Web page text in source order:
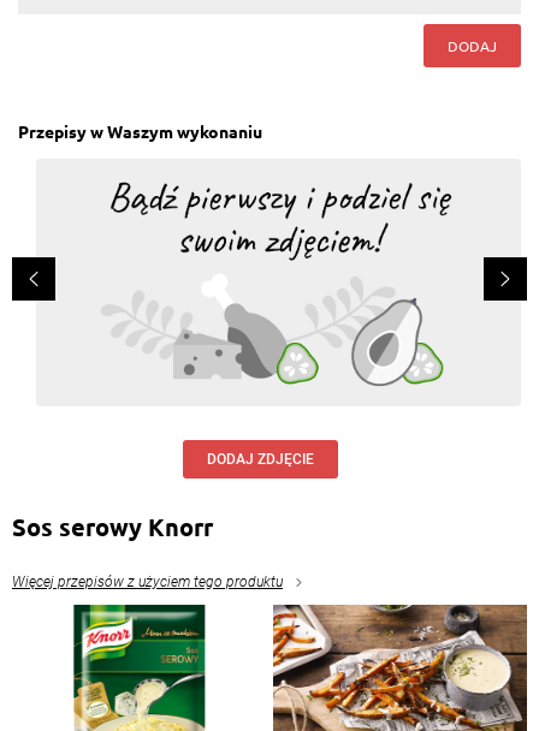
DODAJ
Przepisy w Waszym wykonaniu
DODAJ ZDJĘCIE
Sos serowy Knorr
Więcej przepisów z użyciem tego produktu